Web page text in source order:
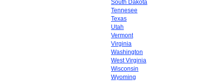
South Dakota
Tennesee
Texas
Utah
Vermont
Virginia
Washington
West Virginia
Wisconsin
Wyoming